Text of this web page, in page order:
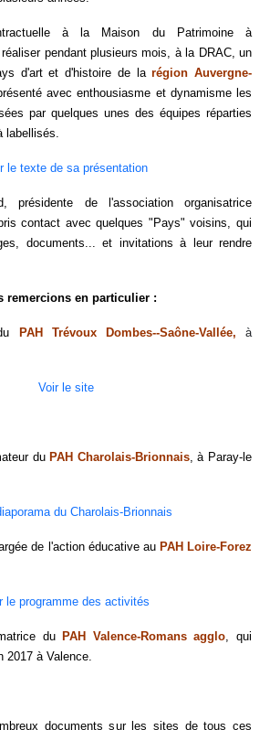
à la Maison du Patrimoine à
pendant plusieurs mois, à la DRAC, un
d'art et d'histoire de larégion Auvergne-
avec enthousiasme et dynamisme les
par quelques unes des équipes réparties
labellisés.
le texte de sa présentation
présidente de l'association organisatrice
contact avec quelques "Pays" voisins, qui
documents... et invitations à leur rendre
remercions en particulier :
PAH Trévoux Dombes--Saône-Vallée,à
Voir le site
duPAH Charolais-Brionnais, à Paray-le
du Charolais-Brionnais
de l'action éducative auPAH Loire-Forez
le programme des activités
du PAH Valence-Romans agglo, qui
2017 à Valence.
documents sur les sites de tous ces